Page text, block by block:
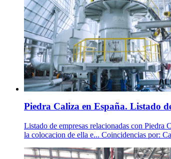
Piedra Caliza en España. Listado
Listado de empresas relacionadas con Piedra
la colocacion de ella e... Coincidencias por: